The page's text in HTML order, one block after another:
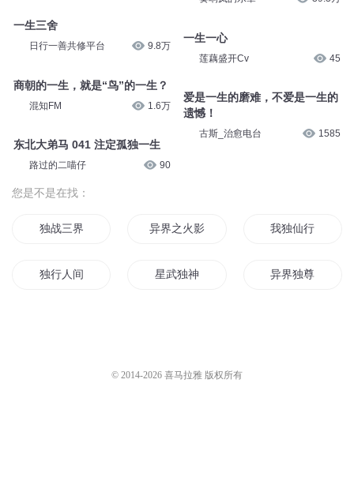
一生三舍
日行一善共修平台 9.8万
商朝的一生，就是“鸟”的一生？
混知FM 1.6万
东北大弟马 041 注定孤独一生
路过的二喵仔 90
一生一心
莲藕盛开Cv 45
爱是一生的磨难，不爱是一生的
遗憾！
古斯_治愈电台 1585
您是不是在找：
独战三界 异界之火影独尊 我独仙行
独行人间 星武独神 异界独尊
© 2014-2026 喜马拉雅 版权所有